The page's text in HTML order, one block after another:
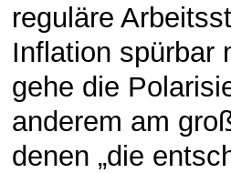
reguläre
Inflation spürbar
gehe die
anderem am
denen „die